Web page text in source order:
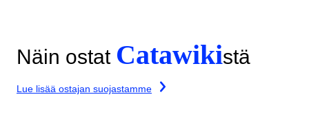
Näin ostat Catawikistä
Lue lisää ostajan suojastamme